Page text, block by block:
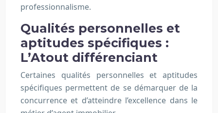
professionnalisme.
Qualités personnelles et
aptitudes spécifiques :
L’Atout différenciant
Certaines qualités personnelles et aptitudes
spécifiques permettent de se démarquer de la
concurrence et d’atteindre l’excellence dans le